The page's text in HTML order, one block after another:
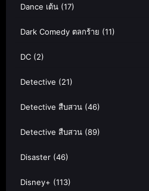
Dance เต้น (17)
Dark Comedy ตลกร้าย (11)
DC (2)
Detective (21)
Detective สืบสวน (46)
Detective สืบสวน (89)
Disaster (46)
Disney+ (113)